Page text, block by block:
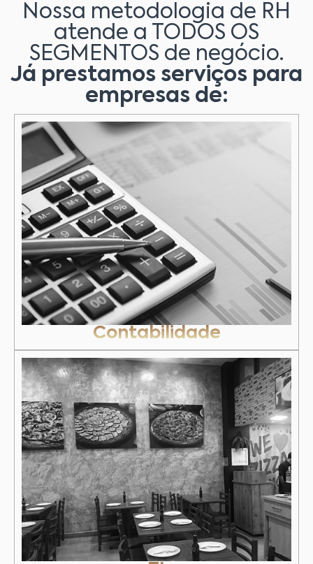
Nossa metodologia de RH
atende a TODOS OS
SEGMENTOS de negócio.
Já prestamos serviços para
empresas de:
Contabilidade